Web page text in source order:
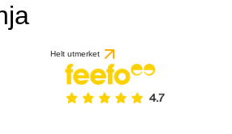
Helt utmerket